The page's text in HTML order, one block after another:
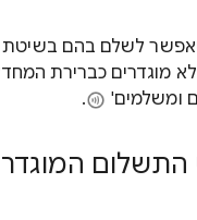
לשלם בהם בשיטת
מוגדרים כברירת
ומשלמים'
.
התשלום